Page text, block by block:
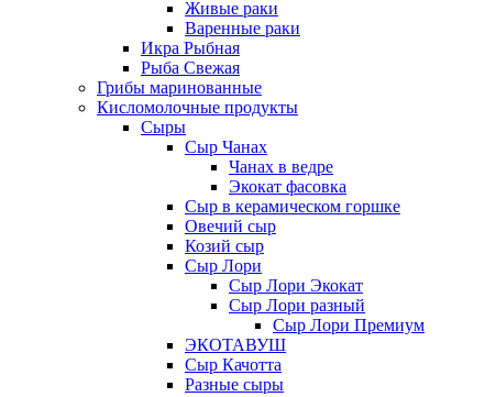
Живые раки
Варенные раки
Икра Рыбная
Рыба Свежая
Грибы маринованные
Кисломолочные продукты
Сыры
Сыр Чанах
Чанах в ведре
Экокат фасовка
Сыр в керамическом горшке
Овечий сыр
Козий сыр
Сыр Лори
Сыр Лори Экокат
Сыр Лори разный
Сыр Лори Премиум
ЭКОТАВУШ
Сыр Качотта
Разные сыры